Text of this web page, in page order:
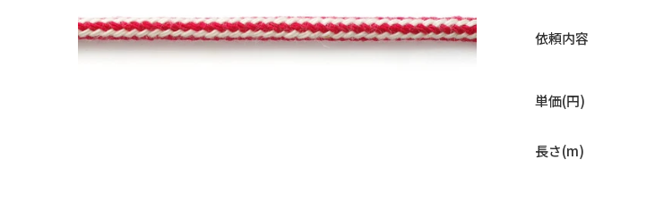
依頼内容
単価(円)
長さ(m)